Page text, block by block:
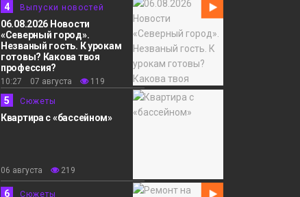
4 Выпуски новостей
06.08.2026 Новости
«Северный город».
Незваный гость. К урокам
готовы? Какова твоя
профессия?
10:27 07 августа 119
5 Сюжеты
Квартира с «бассейном»
06 августа 219
6 Сюжеты